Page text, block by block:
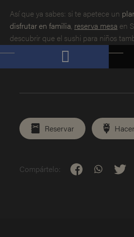
Así que ya sabes: si te apetece un
disfrutar en familia, reserva mesa en
descubrir que el sushi para niños
auténtico éxito. ¡Y sin acabar pidiendo
Compártelo:
Reservar